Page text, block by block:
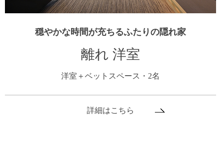
穏やかな時間が充ちるふたりの隠れ家
離れ 洋室
洋室＋ベットスペース・2名
詳細はこちら